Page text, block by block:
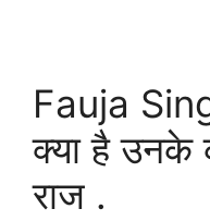
Fauja
क्या है उनके
राज .